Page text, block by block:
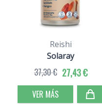
Reishi
Solaray
27,43 €
37,30 €
VER MÁS